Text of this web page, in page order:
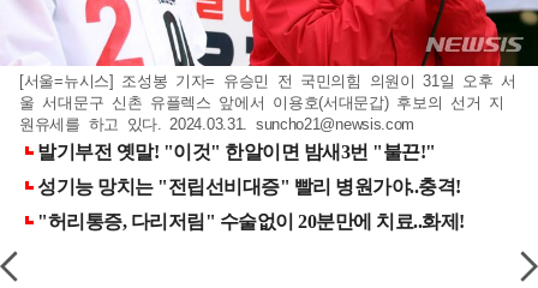
[서울=뉴시스] 조성봉 기자= 유승민 전 국민의힘 의원이 31일 오후 서
울 서대문구 신촌 유플렉스 앞에서 이용호(서대문갑) 후보의 선거 지
원유세를 하고 있다. 2024.03.31. suncho21@newsis.com